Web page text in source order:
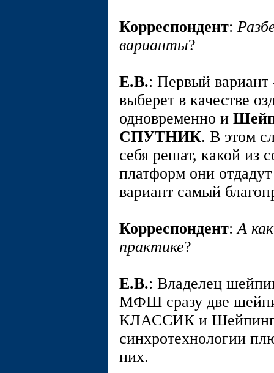
Корреспондент:
варианты?
E.В.: Первый вариант
выберет в качестве
одновременно и
СПУТНИК. В этом
себя решат, какой из
платформ они
вариант самый
Корреспондент:А
практике?
E.В.: Владелец
МФШ сразу две
КЛАССИК и
синхротехнологии
них.